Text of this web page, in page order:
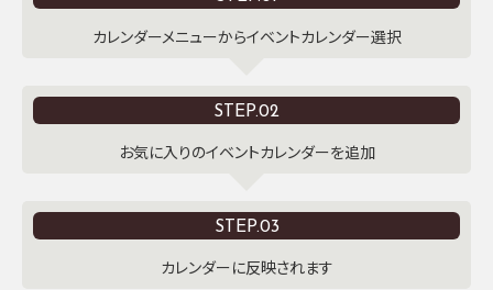
カレンダーメニューからイベントカレンダー選択
STEP.02
お気に入りのイベントカレンダーを追加
STEP.03
カレンダーに反映されます